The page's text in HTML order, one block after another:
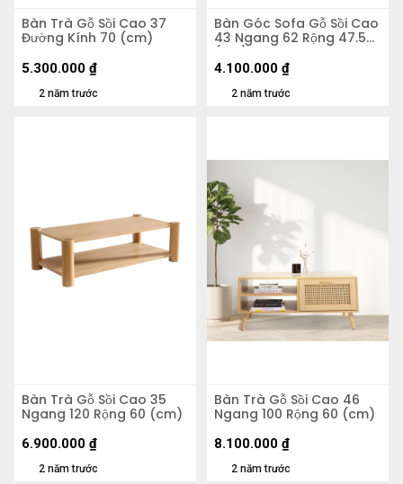
Bàn Trà Gỗ Sồi Cao 37
Đường Kính 70 (cm)
2 năm trước
5.300.000 ₫
Bàn Góc Sofa Gỗ Sồi Cao
43 Ngang 62 Rộng 47.5
(cm)
2 năm trước
4.100.000 ₫
Bàn Trà Gỗ Sồi Cao 35
Ngang 120 Rộng 60 (cm)
2 năm trước
6.900.000 ₫
Bàn Trà Gỗ Sồi Cao 46
Ngang 100 Rộng 60 (cm)
2 năm trước
8.100.000 ₫